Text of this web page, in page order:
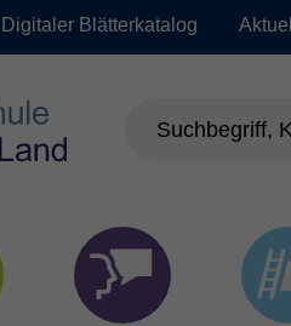
Digitaler Blätterkatalog